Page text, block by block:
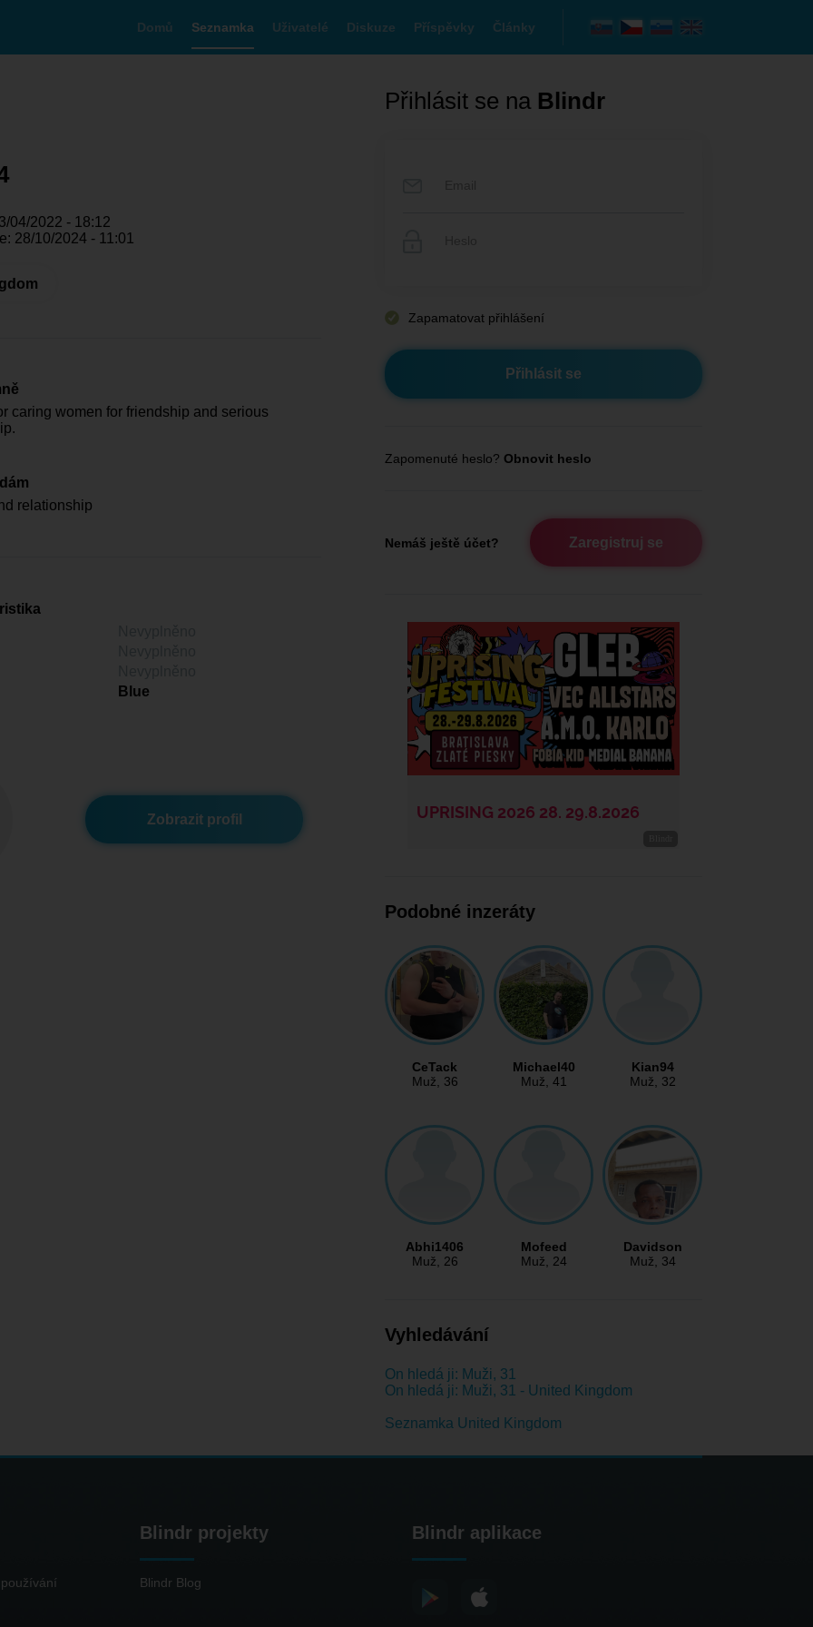
Domů Seznamka Uživatelé Diskuze Příspěvky Články
04/2022 - 18:12
28/10/2024 - 11:01
caring women for friendship and serious
relationship
Blue
Zobrazit profil
Přihlásit se na Blindr
Zapamatovat přihlášení
Zapomenuté heslo? Obnovit heslo
Nemáš ještě účet? Zaregistruj se
Podobné inzeráty
CeTack
Muž, 36
Michael40
Muž, 41
Kian94
Muž, 32
Abhi1406
Muž, 26
Mofeed
Muž, 24
Davidson
Muž, 34
Vyhledávání
On hledá ji: Muži, 31
On hledá ji: Muži, 31 - United Kingdom
Seznamka United Kingdom
Blindr projekty
Blindr Blog
Blindr aplikace